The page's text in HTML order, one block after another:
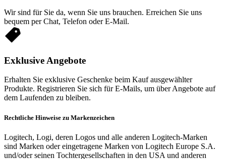
Wir sind für Sie da, wenn Sie uns brauchen. Erreichen Sie uns
bequem per Chat, Telefon oder E-Mail.
Exklusive Angebote
Erhalten Sie exklusive Geschenke beim Kauf ausgewählter
Produkte. Registrieren Sie sich für E-Mails, um über Angebote auf
dem Laufenden zu bleiben.
Rechtliche Hinweise zu Markenzeichen
Logitech, Logi, deren Logos und alle anderen Logitech-Marken
sind Marken oder eingetragene Marken von Logitech Europe S.A.
und/oder seinen Tochtergesellschaften in den USA und anderen